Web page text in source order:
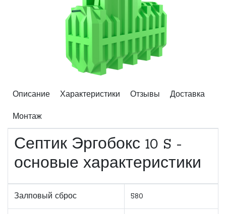
Описание Характеристики Отзывы Доставка
Монтаж
Септик Эргобокс 10 S -
основые характеристики
Залповый сброс 580